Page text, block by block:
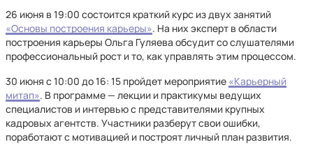
26 июня в 19:00 состоится краткий курс из двух занятий
«Основы построения карьеры». На них эксперт в области
построения карьеры Ольга Гуляева обсудит со слушателями
профессиональный рост и то, как управлять этим процессом.
30 июня с 10:00 до 16: 15 пройдет мероприятие «Карьерный
митап». В программе — лекции и практикумы ведущих
специалистов и интервью с представителями крупных
кадровых агентств. Участники разберут свои ошибки,
поработают с мотивацией и построят личный план развития.